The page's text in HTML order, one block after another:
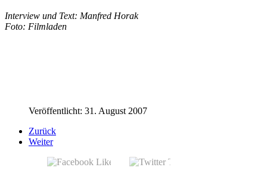
Interview und Text: Manfred Horak
Foto: Filmladen
Veröffentlicht: 31. August 2007
Zurück
Weiter